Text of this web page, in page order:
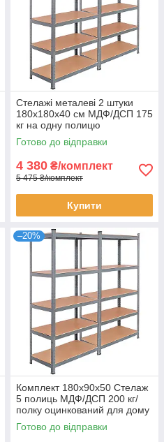
Стелажі металеві 2 штуки
180х180х40 см МДФ/ДСП 175
кг на одну полицю
оцинковані 10 полиць для
зберігання
Готово до відправки
4 380 ₴/комплект
5 475 ₴/комплект
Купити
–20%
Комплект 180х90х50 Стелаж
5 полиць МДФ/ДСП 200 кг/
полку оцинкований для дому
офісу склад 2 штуки
Готово до відправки